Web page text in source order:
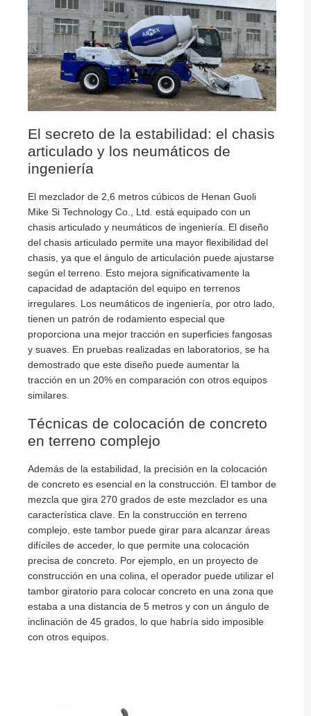
El secreto de la estabilidad: el chasis
articulado y los neumáticos de
ingeniería
El mezclador de 2,6 metros cúbicos de Henan Guoli
Mike Si Technology Co., Ltd. está equipado con un
chasis articulado y neumáticos de ingeniería. El diseño
del chasis articulado permite una mayor flexibilidad del
chasis, ya que el ángulo de articulación puede ajustarse
según el terreno. Esto mejora significativamente la
capacidad de adaptación del equipo en terrenos
irregulares. Los neumáticos de ingeniería, por otro lado,
tienen un patrón de rodamiento especial que
proporciona una mejor tracción en superficies fangosas
y suaves. En pruebas realizadas en laboratorios, se ha
demostrado que este diseño puede aumentar la
tracción en un 20% en comparación con otros equipos
similares.
Técnicas de colocación de concreto
en terreno complejo
Además de la estabilidad, la precisión en la colocación
de concreto es esencial en la construcción. El tambor de
mezcla que gira 270 grados de este mezclador es una
característica clave. En la construcción en terreno
complejo, este tambor puede girar para alcanzar áreas
difíciles de acceder, lo que permite una colocación
precisa de concreto. Por ejemplo, en un proyecto de
construcción en una colina, el operador puede utilizar el
tambor giratorio para colocar concreto en una zona que
estaba a una distancia de 5 metros y con un ángulo de
inclinación de 45 grados, lo que habría sido imposible
con otros equipos.